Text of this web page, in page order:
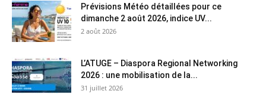
Prévisions Météo détaillées pour ce
dimanche 2 août 2026, indice UV...
2 août 2026
L’ATUGE – Diaspora Regional Networking
2026 : une mobilisation de la...
31 juillet 2026